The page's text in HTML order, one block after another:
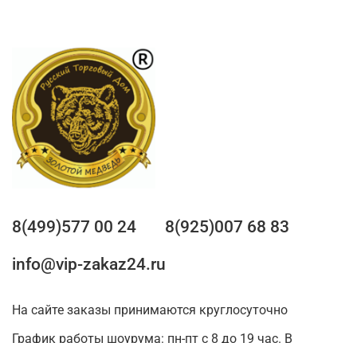
8(499)577 00 24
8(925)007 68 83
info@vip-zakaz24.ru
На сайте заказы принимаются круглосуточно
График работы шоурума: пн-пт с 8 до 19 час. В